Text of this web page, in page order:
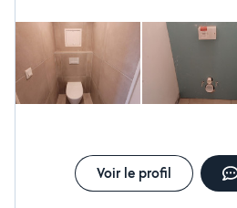
Voir le profil